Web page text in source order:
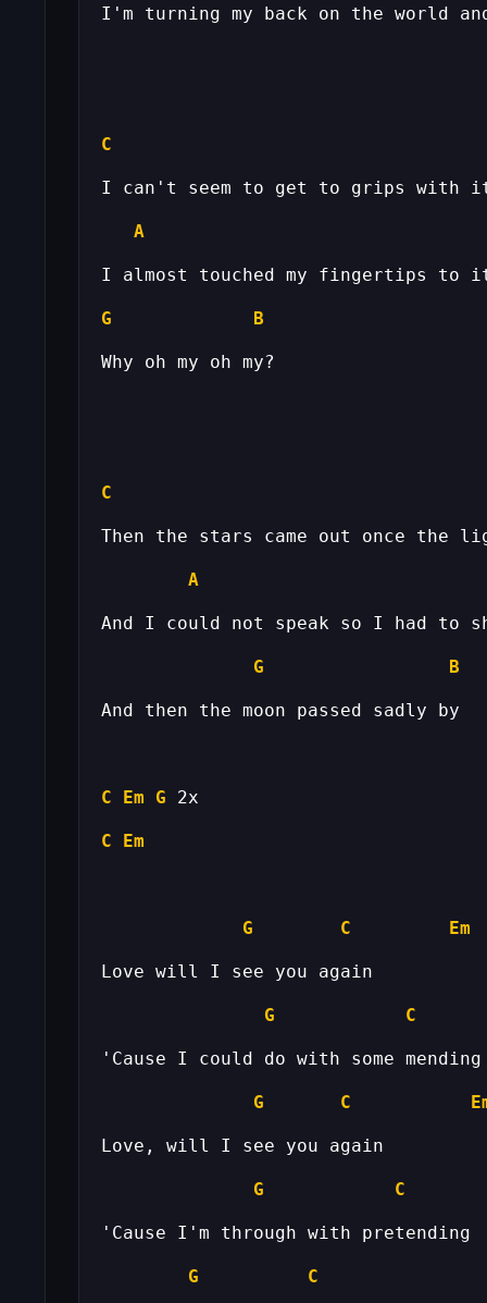
C
A
G B
C
A
G B
C Em G
C Em
G C Em
G C
G C
G C
G C